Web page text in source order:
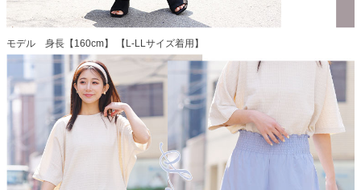
モデル 身長【160cm】 【L-LLサイズ着用】